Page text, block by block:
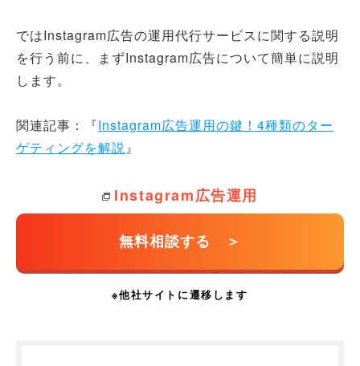
ではInstagram広告の運用代行サービスに関する説明
を行う前に、まずInstagram広告について簡単に説明
します。
関連記事：『Instagram広告運用の鍵！4種類のター
ゲティングを解説』
Instagram広告運用